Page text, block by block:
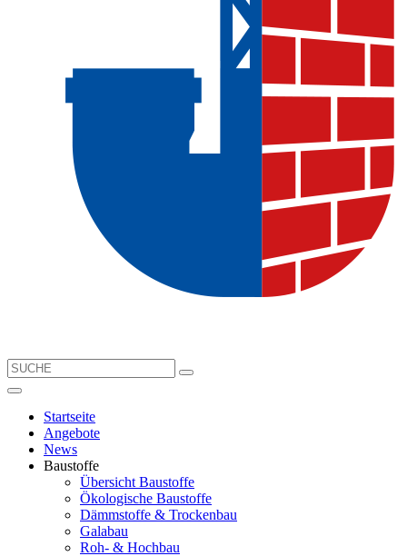
Startseite
Angebote
News
Baustoffe
Übersicht Baustoffe
Ökologische Baustoffe
Dämmstoffe & Trockenbau
Galabau
Roh- & Hochbau